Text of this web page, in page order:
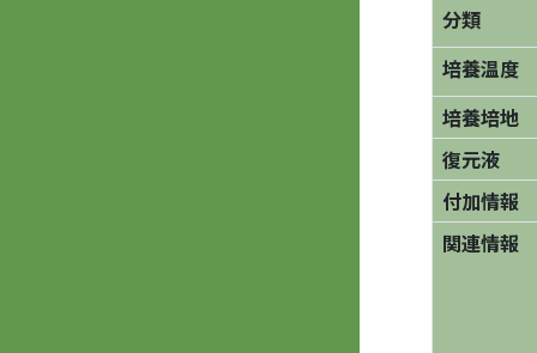
分類
培養温度
培養培地
復元液
付加情報
関連情報